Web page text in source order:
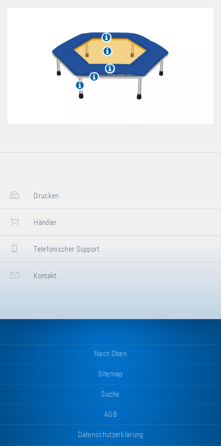
Drucken
Händler
Telefonischer Support
Kontakt
Nach Oben
Sitemap
Suche
AGB
Datenschutzerklärung